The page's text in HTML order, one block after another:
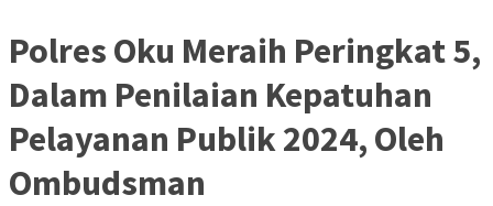
Polres Oku Meraih Peringkat 5,
Dalam Penilaian Kepatuhan
Pelayanan Publik 2024, Oleh
Ombudsman